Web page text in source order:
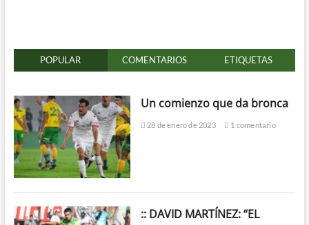
POPULAR COMENTARIOS ETIQUETAS
Un comienzo que da bronca
28 de enero de 2023 1 comentario
:: DAVID MARTÍNEZ: “EL